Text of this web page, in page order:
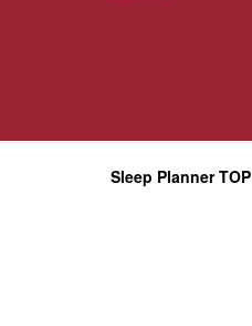
Sleep Planner TOP